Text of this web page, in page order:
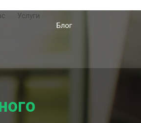
Услуги
Блог